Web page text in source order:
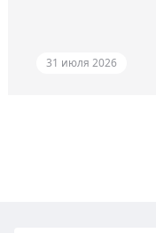
31 июля 2026